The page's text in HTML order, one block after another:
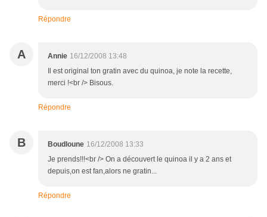
Répondre
A Annie 16/12/2008 13:48
Il est original ton gratin avec du quinoa, je note la recette,
merci !<br /> Bisous.
Répondre
B Boudloune 16/12/2008 13:33
Je prends!!!<br /> On a découvert le quinoa il y a 2 ans et
depuis,on est fan,alors ne gratin...
Répondre